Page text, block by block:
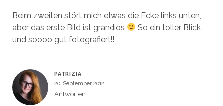
Beim zweiten stört mich etwas die Ecke links unten,
aber das erste Bild ist grandios
So ein toller Blick
und soooo gut fotografiert!!
PATRIZIA
20. September 2012
Antworten